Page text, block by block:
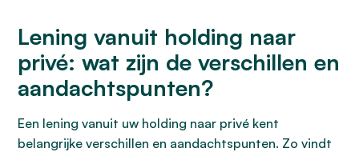
Lening vanuit holding naar
privé: wat zijn de verschillen en
aandachtspunten?
Een lening vanuit uw holding naar privé kent
belangrijke verschillen en aandachtspunten. Zo vindt